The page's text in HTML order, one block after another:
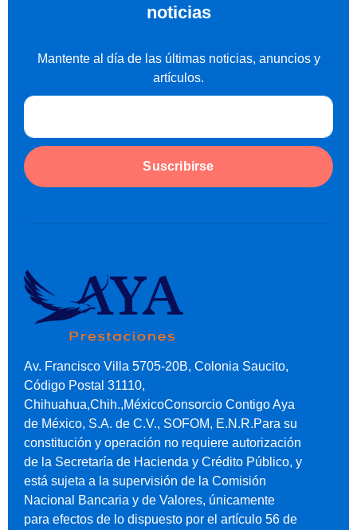
noticias
Mantente al día de las últimas noticias, anuncios y
artículos.
Suscribirse
Av. Francisco Villa 5705-20B, Colonia Saucito,
Código Postal 31110,
Chihuahua,Chih.,MéxicoConsorcio Contigo Aya
de México, S.A. de C.V., SOFOM, E.N.R.Para su
constitución y operación no requiere autorización
de la Secretaría de Hacienda y Crédito Público, y
está sujeta a la supervisión de la Comisión
Nacional Bancaria y de Valores, únicamente
para efectos de lo dispuesto por el artículo 56 de